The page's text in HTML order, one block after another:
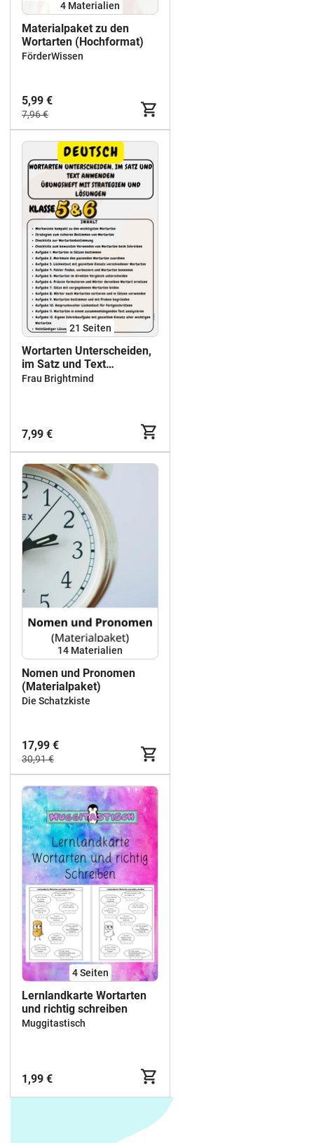
4 Materialien
Materialpaket zu den
Wortarten (Hochformat)
FörderWissen
5,99 €
7,96 €
21 Seiten
Wortarten Unterscheiden,
im Satz und Text
anwenden Übungsheft mit
Frau Brightmind
7,99 €
14 Materialien
Nomen und Pronomen
(Materialpaket)
Die Schatzkiste
17,99 €
30,91 €
4Seiten
Lernlandkarte Wortarten
und richtig schreiben
Muggitastisch
1,99 €